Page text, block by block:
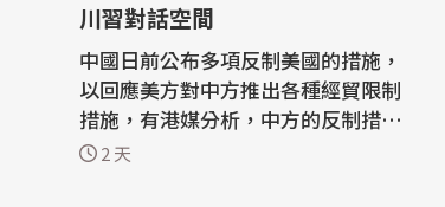
川習對話空間
中國日前公布多項反制美國的措施，
以回應美方對中方推出各種經貿限制
措施，有港媒分析，中方的反制措施
「沒有把拳頭揮到最盡」，刻意保留
2 天